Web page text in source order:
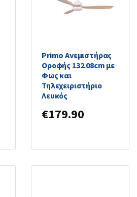
Primo Ανεμιστήρας
Οροφής 132.08cm με
Φως και
Τηλεχειριστήριο
Λευκός
€179.90